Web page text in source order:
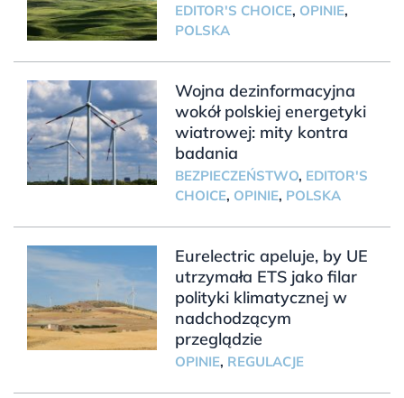
EDITOR'S CHOICE, OPINIE,
POLSKA
Wojna dezinformacyjna
wokół polskiej energetyki
wiatrowej: mity kontra
badania
BEZPIECZEŃSTWO, EDITOR'S
CHOICE, OPINIE, POLSKA
Eurelectric apeluje, by UE
utrzymała ETS jako filar
polityki klimatycznej w
nadchodzącym
przeglądzie
OPINIE, REGULACJE